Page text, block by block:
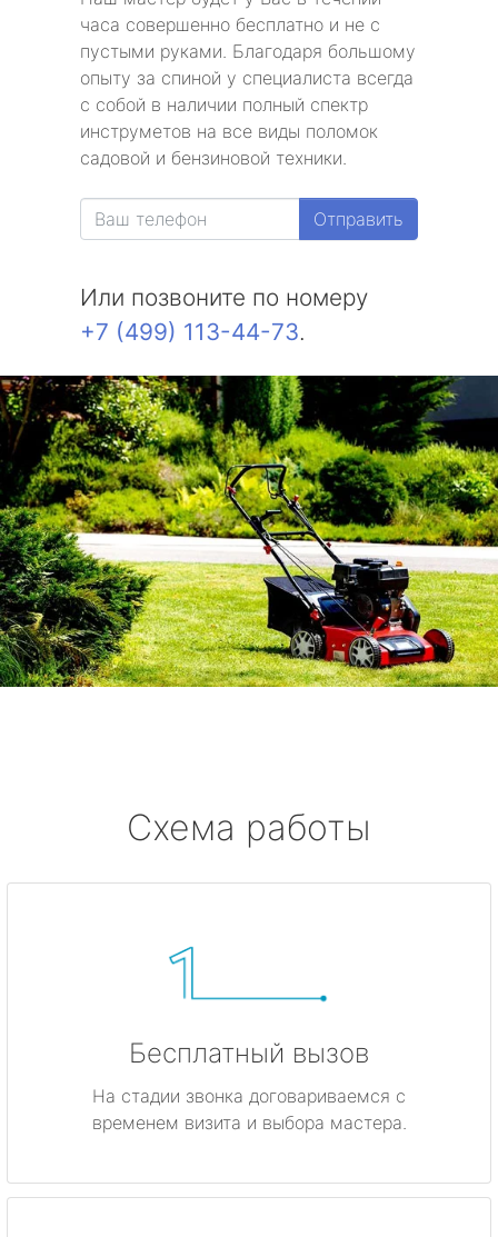
часа совершенно бесплатно и не с
пустыми руками. Благодаря большому
опыту за спиной у специалиста всегда
с собой в наличии полный спектр
инструметов на все виды поломок
садовой и бензиновой техники.
Отправить
Или позвоните по номеру
+7 (499) 113-44-73.
Схема работы
Бесплатный вызов
На стадии звонка договариваемся с
временем визита и выбора мастера.